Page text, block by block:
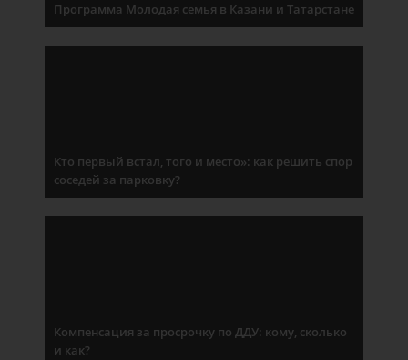
Программа Молодая семья в Казани и Татарстане
Кто первый встал, того и место»: как решить спор
соседей за парковку?
Компенсация за просрочку по ДДУ: кому, сколько
и как?